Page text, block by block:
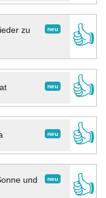
neu
zu
👍
neu
👍
neu
👍
neu
und
👍